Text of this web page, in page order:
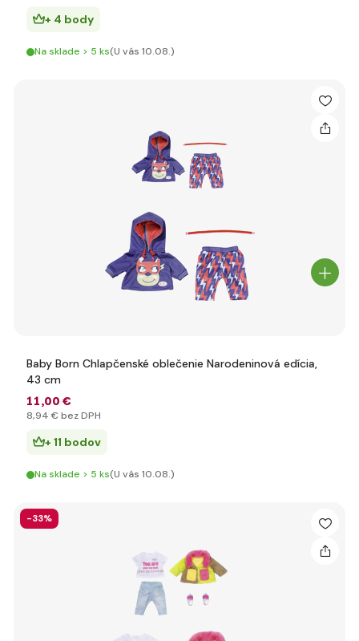
+ 4 body
Na sklade > 5 ks(U vás 10.08.)
Baby Born Chlapčenské oblečenie Narodeninová edícia,
43 cm
11,00 €
8,94 € bez DPH
+ 11 bodov
Na sklade > 5 ks(U vás 10.08.)
-33%